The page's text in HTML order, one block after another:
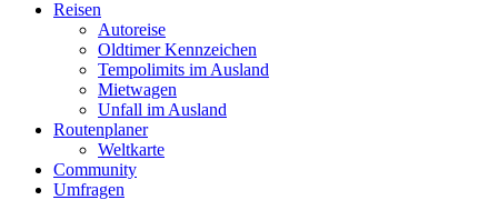
Reisen
Autoreise
Oldtimer Kennzeichen
Tempolimits im Ausland
Mietwagen
Unfall im Ausland
Routenplaner
Weltkarte
Community
Umfragen